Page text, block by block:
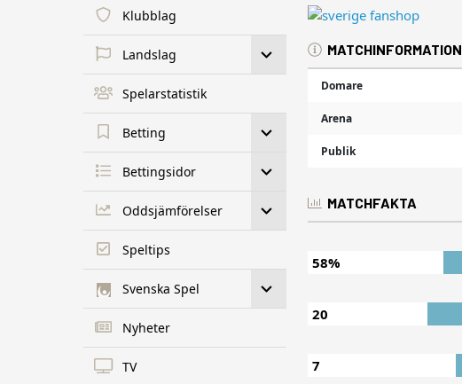
MATCHINFORMATION
Domare
Arena
Publik
MATCHFAKTA
58%
20
7
Klubblag
Landslag
Spelarstatistik
Betting
Bettingsidor
Oddsjämförelser
Speltips
Svenska Spel
Nyheter
TV